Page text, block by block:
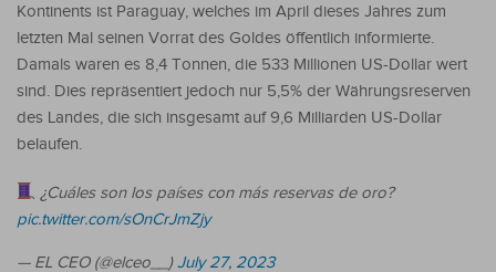
Kontinents ist Paraguay, welches im April dieses Jahres zum
letzten Mal seinen Vorrat des Goldes öffentlich informierte.
Damals waren es 8,4 Tonnen, die 533 Millionen US-Dollar wert
sind. Dies repräsentiert jedoch nur 5,5% der Währungsreserven
des Landes, die sich insgesamt auf 9,6 Milliarden US-Dollar
belaufen.
¿Cuáles son los países con más reservas de oro?
pic.twitter.com/sOnCrJmZjy
— EL CEO (@elceo__)July 27, 2023